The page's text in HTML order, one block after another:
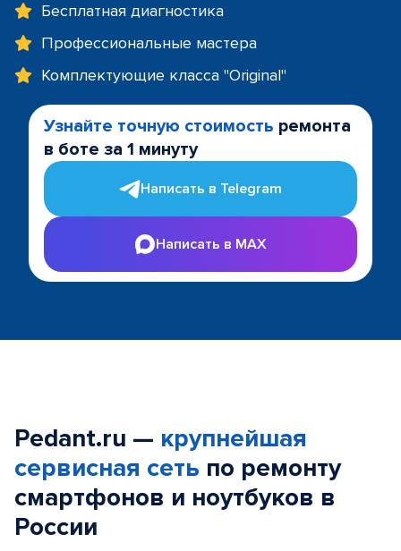
Бесплатная диагностика
Профессиональные мастера
Комплектующие класса "Original"
Узнайте точную стоимость ремонта
в боте за 1 минуту
Написать в Telegram
Написать в MAX
Pedant.ru — крупнейшая
сервисная сеть по ремонту
смартфонов и ноутбуков в
России